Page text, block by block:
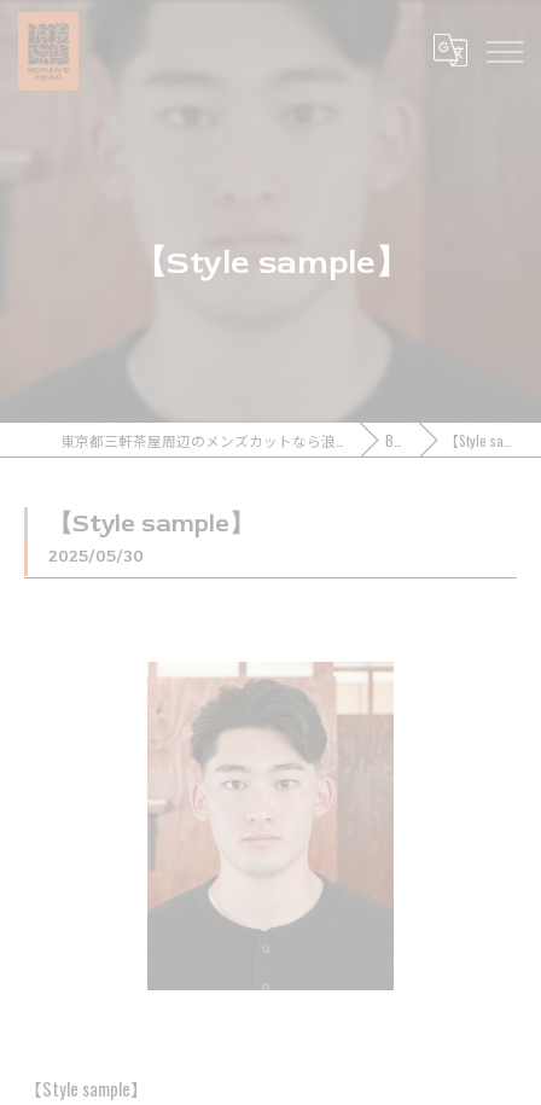
【Style sample】
BLOG 【Style sample】
【Style sample】
2025/05/30
【Style sample】